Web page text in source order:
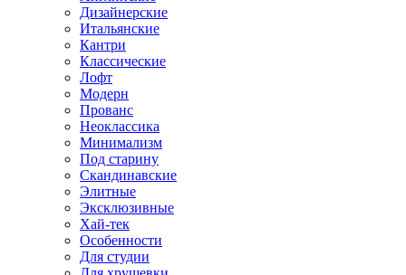
Дизайнерские
Итальянские
Кантри
Классические
Лофт
Модерн
Прованс
Неоклассика
Минимализм
Под старину
Скандинавские
Элитные
Эксклюзивные
Хай-тек
Особенности
Для студии